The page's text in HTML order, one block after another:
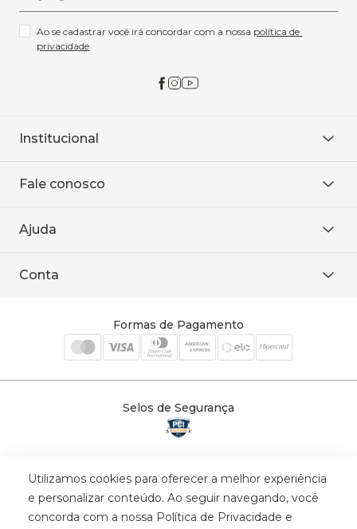
Ao se cadastrar você irá concordar com a nossa política de
privacidade
Institucional
Onde encontrar
Baixe o APP
Fale conosco
WhatsApp
Ajuda
Política de entrega
Conta
Cadastre-se
Formas de Pagamento
Selos de Segurança
© 2025 Trinys Indústria e Comércio Ltda - Todos os direitos reservados
| CNPJ: 59.907.634/0001-75 | Rua Santa Augusta, 409 - Vila
Califórnia - Osvaldo Cruz - SP - CEP: 17702-316.
Utilizamos cookies para oferecer a melhor experiência
e personalizar conteúdo. Ao seguir navegando, você
concorda com a nossa Política de Privacidade e